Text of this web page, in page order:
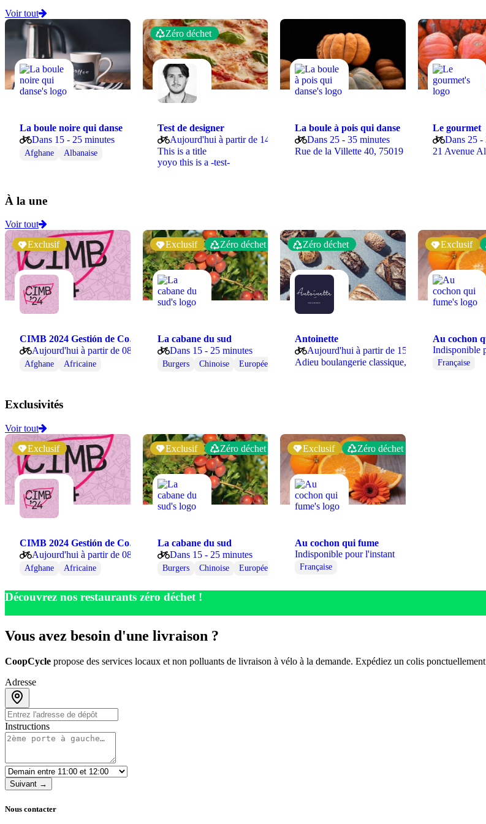
Voir tout
La boule noire qui danse
Dans 15 - 25 minutes
Afghane Albanaise
Zéro déchet
Test de designer
Aujourd'hui à partir de 14:00
This is a title
yoyo this is a -test-
La boule à pois qui danse
Dans 25 - 35 minutes
Le gourmet
Dans 25 -
À la une
Voir tout
Exclusif
CIMB 2024 Gestión de Comida
Aujourd'hui à partir de 08:00
Afghane Africaine
Exclusif Zéro déchet
La cabane du sud
Dans 15 - 25 minutes
Burgers Chinoise Européenne Poulet Soupe de poisson
Zéro déchet
Antoinette
Aujourd'hui à partir de 15:00
Exclusif
Au cochon
Indisponible
Française
Exclusivités
Voir tout
Exclusif
CIMB 2024 Gestión de Comida
Aujourd'hui à partir de 08:00
Afghane Africaine
Exclusif Zéro déchet
La cabane du sud
Dans 15 - 25 minutes
Burgers Chinoise Européenne Poulet Soupe de poisson
Exclusif Zéro déchet
Au cochon qui fume
Indisponible pour l'instant
Française
Découvrez nos restaurants zéro déchet !
Vous avez besoin d'une livraison ?
CoopCycle propose des services locaux et non polluants de livraison à vélo à la demande. Expédiez un colis
Adresse
Instructions
Suivant →
Nous contacter